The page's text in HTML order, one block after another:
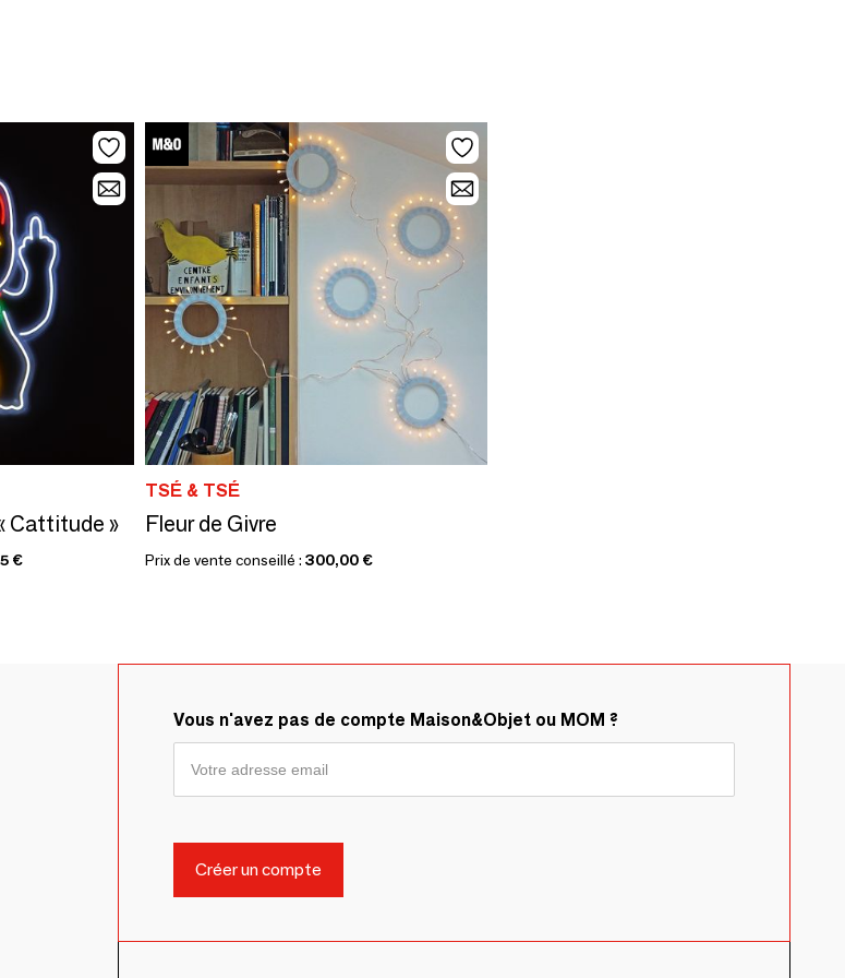
Cattitude »
€
TSÉ & TSÉ
Fleur de Givre
Prix de vente conseillé : 300,00 €
Vous n'avez pas de compte Maison&Objet ou MOM ?